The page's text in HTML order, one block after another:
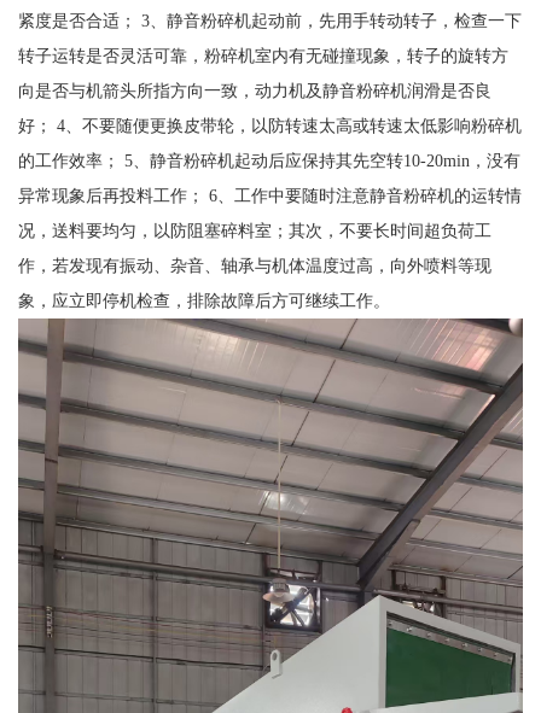
紧度是否合适； 3、静音粉碎机起动前，先用手转动转子，检查一下
转子运转是否灵活可靠，粉碎机室内有无碰撞现象，转子的旋转方
向是否与机箭头所指方向一致，动力机及静音粉碎机润滑是否良
好； 4、不要随便更换皮带轮，以防转速太高或转速太低影响粉碎机
的工作效率； 5、静音粉碎机起动后应保持其先空转10-20min，没有
异常现象后再投料工作； 6、工作中要随时注意静音粉碎机的运转情
况，送料要均匀，以防阻塞碎料室；其次，不要长时间超负荷工
作，若发现有振动、杂音、轴承与机体温度过高，向外喷料等现
象，应立即停机检查，排除故障后方可继续工作。